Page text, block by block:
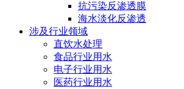
抗污染反渗透膜
海水淡化反渗透
涉及行业领域
直饮水处理
食品行业用水
电子行业用水
医药行业用水